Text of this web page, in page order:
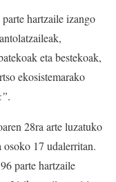
hartzaile izango
eta bestekoak,
ekosistemarako
.
28ra arte luzatuko
osoko 17 udalerritan.
parte hartzaile